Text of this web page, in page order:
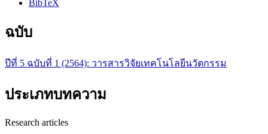
BibTeX
ฉบับ
ปีที่ 5 ฉบับที่ 1 (2564): วารสารวิจัยเทคโนโลยีนวัตกรรม
ประเภทบทความ
Research articles